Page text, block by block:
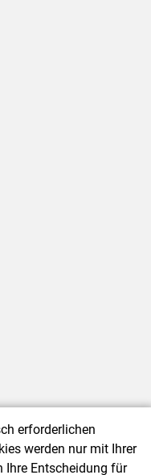
|Barrierefreiheit|
erforderlichen
werden nur mit Ihrer
Ihre Entscheidung für